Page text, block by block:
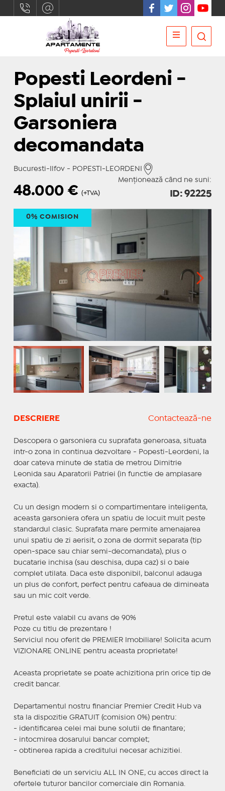
Popesti Leordeni -
Splaiul unirii -
Garsoniera
decomandata
Bucuresti-Ilfov - POPESTI-LEORDENI
Menționează când ne suni:
48.000€ (+TVA) ID: 92225
0% COMISION
DESCRIERE Contactează-ne
Descopera o garsoniera cu suprafata generoasa, situata
intr-o zona in continua dezvoltare - Popesti-Leordeni, la
doar cateva minute de statia de metrou Dimitrie
Leonida sau Aparatorii Patriei (in functie de amplasare
exacta).
Cu un design modern si o compartimentare inteligenta,
aceasta garsoniera ofera un spatiu de locuit mult peste
standardul clasic. Suprafata mare permite amenajarea
unui spatiu de zi aerisit, o zona de dormit separata (tip
open-space sau chiar semi-decomandata), plus o
bucatarie inchisa (sau deschisa, dupa caz) si o baie
complet utilata. Daca este disponibil, balconul adauga
un plus de confort, perfect pentru cafeaua de dimineata
sau un mic colt verde.
Pretul este valabil cu avans de 90%
Poze cu titlu de prezentare !
Serviciul nou oferit de PREMIER Imobiliare! Solicita acum
VIZIONARE ONLINE pentru aceasta proprietate!
Aceasta proprietate se poate achizitiona prin orice tip de
credit bancar.
Departamentul nostru financiar Premier Credit Hub va
sta la dispozitie GRATUIT (comision 0%) pentru:
- identificarea celei mai bune solutii de finantare;
- intocmirea dosarului bancar complet;
- obtinerea rapida a creditului necesar achizitiei.
Beneficiati de un serviciu ALL IN ONE, cu acces direct la
ofertele tuturor bancilor comerciale din Romania.